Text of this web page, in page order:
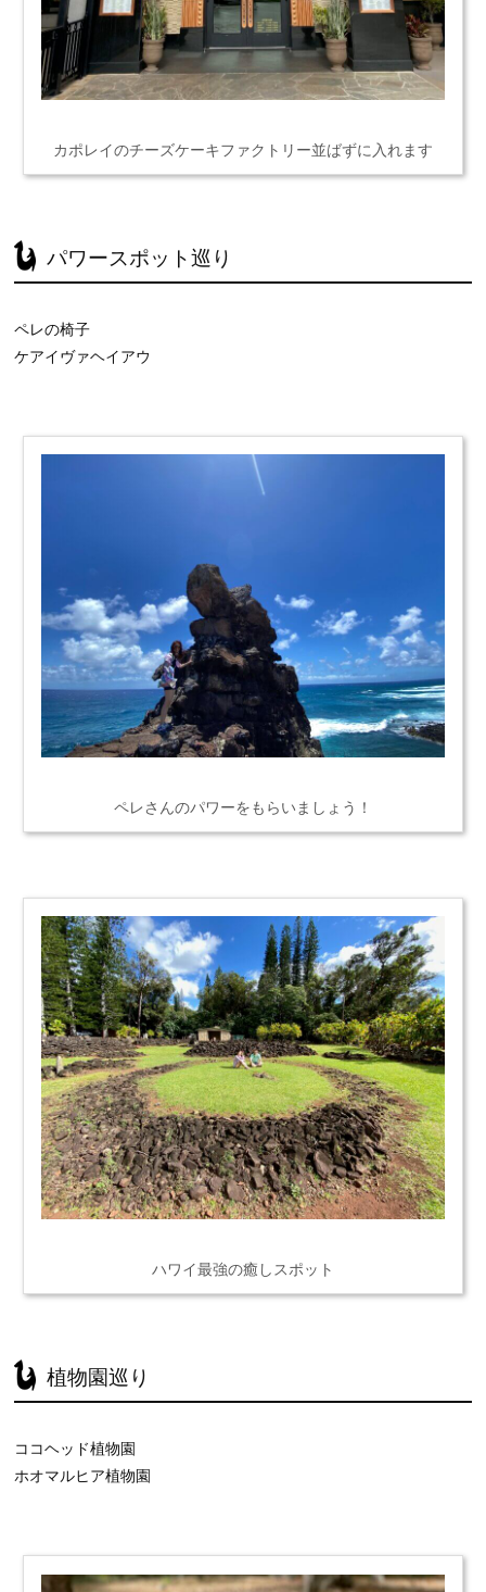
カポレイのチーズケーキファクトリー並ばずに入れます
パワースポット巡り
ペレの椅子
ケアイヴァヘイアウ
ペレさんのパワーをもらいましょう！
ハワイ最強の癒しスポット
植物園巡り
ココヘッド植物園
ホオマルヒア植物園